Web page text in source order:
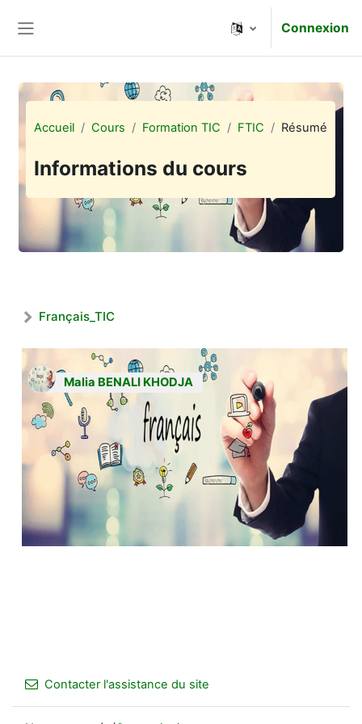
Connexion
Accueil Cours Formation TIC FTIC Résumé
Informations du cours
Français_TIC
Malia BENALI KHODJA
Contacter l'assistance du site